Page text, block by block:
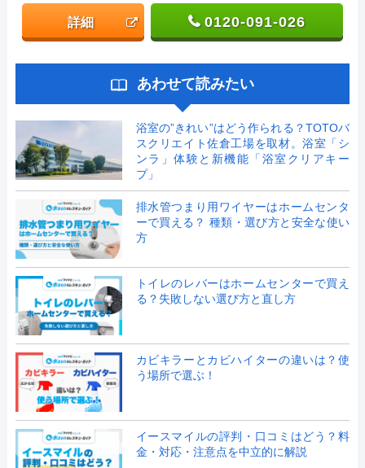
詳細 0120-091-026
あわせて読みたい
浴室の”きれい”はどう作られる？TOTOバ
スクリエイト佐倉工場を取材。浴室「シ
ンラ」体験と新機能「浴室クリアキー
プ」
排水管つまり用ワイヤーはホームセンタ
ーで買える？ 種類・選び方と安全な使い
方
トイレのレバーはホームセンターで買え
る？失敗しない選び方と直し方
カビキラーとカビハイターの違いは？使
う場所で選ぶ！
イースマイルの評判・口コミはどう？料
金・対応・注意点を中立的に解説